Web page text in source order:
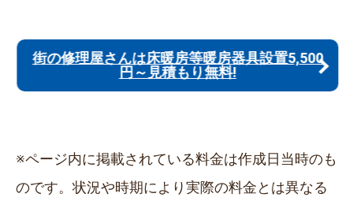
街の修理屋さんは床暖房等暖房器具設置5,500
円～見積もり無料!
※ページ内に掲載されている料金は作成日当時のも
のです。状況や時期により実際の料金とは異なる